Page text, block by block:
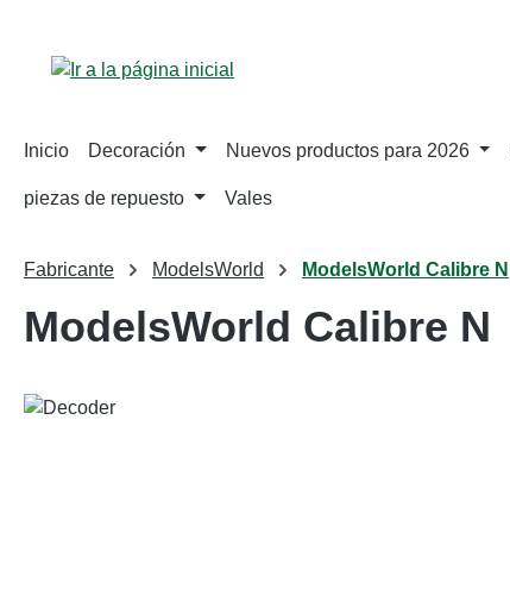
Inicio Decoración Nuevos productos para 2026
piezas de repuesto Vales
Fabricante ModelsWorld ModelsWorld Calibre N
ModelsWorld Calibre N